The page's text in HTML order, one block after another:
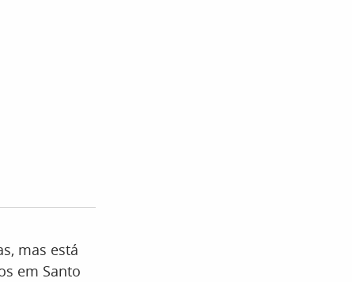
mas está
em Santo